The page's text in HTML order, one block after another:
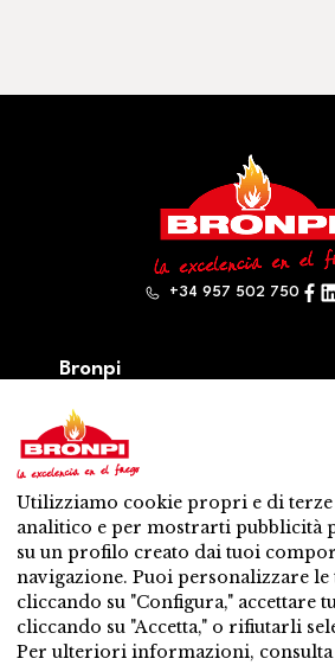
+34 957 502 750
Bronpi
Serie a legna
Serie a pellet
Misto: legna – pellet
Accessori
Ventilazione
Novità
Contatti
Servicio Post – Vendita
Distributore piú vicino
Utilizziamo cookie propri e di terze
analitico e per mostrarti pubblicità
su un profilo creato dai tuoi
navigazione. Puoi personalizzare le
cliccando su "Configura," accettare
cliccando su "Accetta," o rifiutarli
Per ulteriori informazioni, consulta